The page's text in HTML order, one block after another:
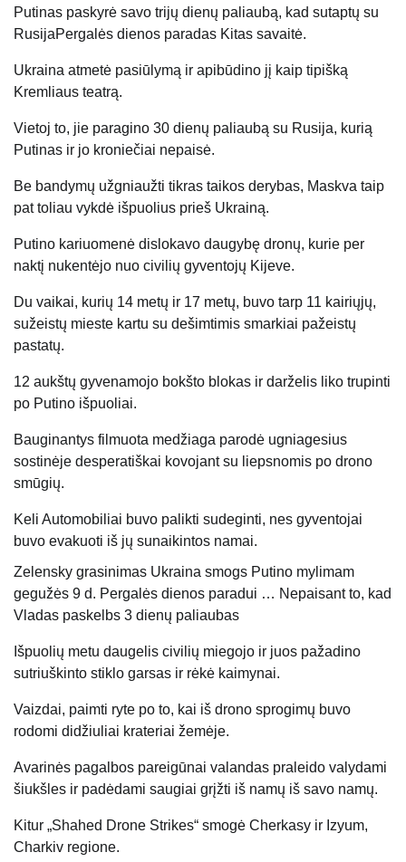
Putinas paskyrė savo trijų dienų paliaubą, kad sutaptų su
RusijaPergalės dienos paradas Kitas savaitė.
Ukraina atmetė pasiūlymą ir apibūdino jį kaip tipišką
Kremliaus teatrą.
Vietoj to, jie paragino 30 dienų paliaubą su Rusija, kurią
Putinas ir jo kroniečiai nepaisė.
Be bandymų užgniaužti tikras taikos derybas, Maskva taip
pat toliau vykdė išpuolius prieš Ukrainą.
Putino kariuomenė dislokavo daugybę dronų, kurie per
naktį nukentėjo nuo civilių gyventojų Kijeve.
Du vaikai, kurių 14 metų ir 17 metų, buvo tarp 11 kairiųjų,
sužeistų mieste kartu su dešimtimis smarkiai pažeistų
pastatų.
12 aukštų gyvenamojo bokšto blokas ir darželis liko trupinti
po Putino išpuoliai.
Bauginantys filmuota medžiaga parodė ugniagesius
sostinėje desperatiškai kovojant su liepsnomis po drono
smūgių.
Keli Automobiliai buvo palikti sudeginti, nes gyventojai
buvo evakuoti iš jų sunaikintos namai.
Zelensky grasinimas Ukraina smogs Putino mylimam
gegužės 9 d. Pergalės dienos paradui … Nepaisant to, kad
Vladas paskelbs 3 dienų paliaubas
Išpuolių metu daugelis civilių miegojo ir juos pažadino
sutriuškinto stiklo garsas ir rėkė kaimynai.
Vaizdai, paimti ryte po to, kai iš drono sprogimų buvo
rodomi didžiuliai krateriai žemėje.
Avarinės pagalbos pareigūnai valandas praleido valydami
šiukšles ir padėdami saugiai grįžti iš namų iš savo namų.
Kitur „Shahed Drone Strikes“ smogė Cherkasy ir Izyum,
Charkiv regione.